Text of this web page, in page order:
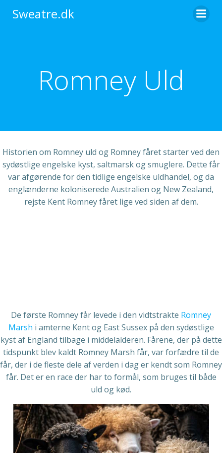
Sweatre.dk
Romney Uld
Historien om Romney uld og Romney fåret starter ved den
sydøstlige engelske kyst, saltmarsk og smuglere. Dette får
var afgørende for den tidlige engelske uldhandel, og da
englænderne koloniserede Australien og New Zealand,
rejste Kent Romney fåret lige ved siden af dem.
De første Romney får levede i den vidtstrakte Romney
Marsh i amterne Kent og East Sussex på den sydøstlige
kyst af England tilbage i middelalderen. Fårene, der på dette
tidspunkt blev kaldt Romney Marsh får, var forfædre til de
får, der i de fleste dele af verden i dag er kendt som Romney
får. Det er en race der har to formål, som bruges til både
uld og kød.